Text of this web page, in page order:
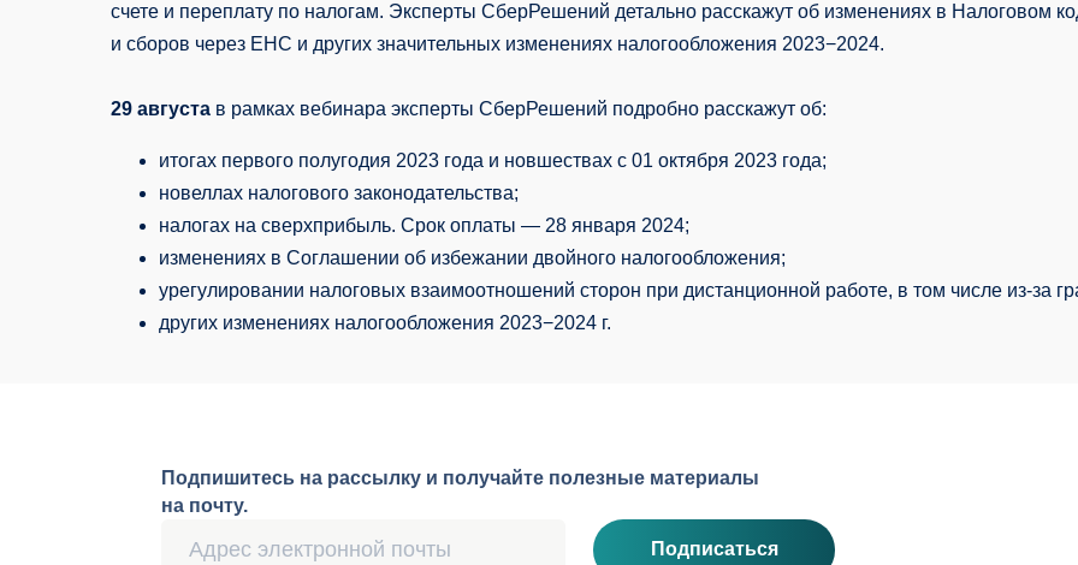
счете и переплату по налогам. Эксперты СберРешений детально расскажут об изменениях в Налоговом
и сборов через ЕНС и других значительных изменениях налогообложения 2023−2024.
29 августа в рамках вебинара эксперты СберРешений подробно расскажут об:
итогах первого полугодия 2023 года и новшествах с 01 октября 2023 года;
новеллах налогового законодательства;
налогах на сверхприбыль. Срок оплаты — 28 января 2024;
изменениях в Соглашении об избежании двойного налогообложения;
урегулировании налоговых взаимоотношений сторон при дистанционной работе, в том числе из-за
других изменениях налогообложения 2023−2024 г.
Нажимая кнопку «Подписаться», я соглашаюсьна получение материалов
Бухгалтерия
• Для крупного и среднего бизнеса
Ведение кадрового учёта
Проверка и восстановление